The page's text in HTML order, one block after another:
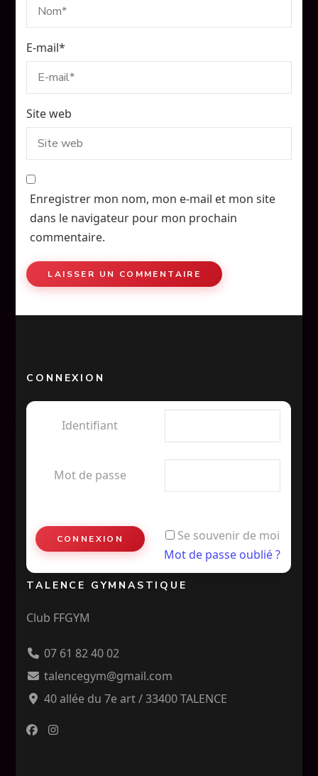
E-mail*
Site web
Enregistrer mon nom, mon e-mail et mon site
dans le navigateur pour mon prochain
commentaire.
CONNEXION
Identifiant
Mot de passe
Se souvenir de moi
Mot de passe oublié ?
TALENCE GYMNASTIQUE
Club FFGYM
07 61 82 40 02
talencegym@gmail.com
40 allée du 7e art / 33400 TALENCE